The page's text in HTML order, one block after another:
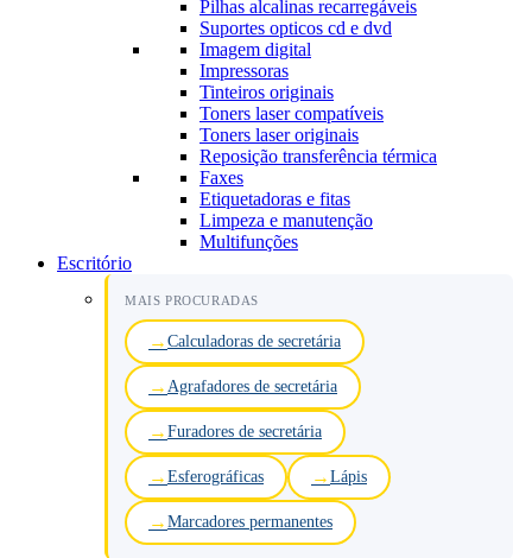
Pilhas alcalinas recarregáveis
Suportes opticos cd e dvd
Imagem digital
Impressoras
Tinteiros originais
Toners laser compatíveis
Toners laser originais
Reposição transferência térmica
Faxes
Etiquetadoras e fitas
Limpeza e manutenção
Multifunções
Escritório
MAIS PROCURADAS
Calculadoras de secretária
Agrafadores de secretária
Furadores de secretária
Esferográficas Lápis
Marcadores permanentes